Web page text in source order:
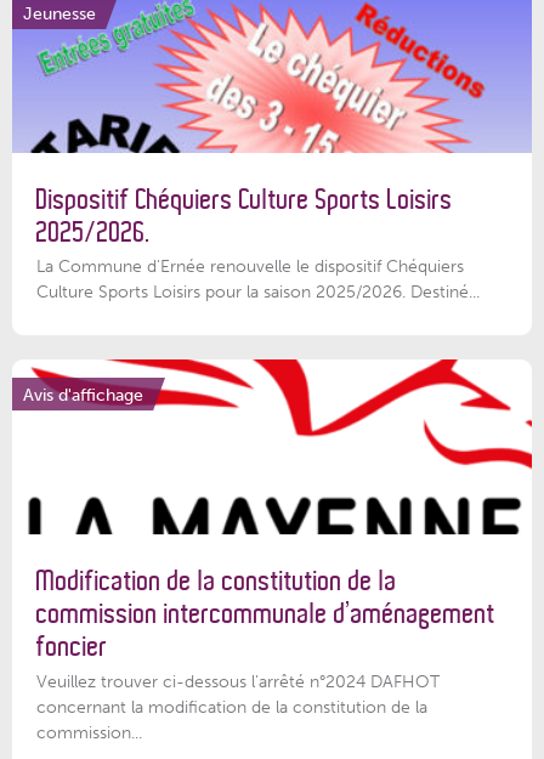
Jeunesse
Dispositif Chéquiers Culture Sports Loisirs
2025/2026.
La Commune d'Ernée renouvelle le dispositif Chéquiers
Culture Sports Loisirs pour la saison 2025/2026. Destiné...
Avis d'affichage
Modification de la constitution de la
commission intercommunale d’aménagement
foncier
Veuillez trouver ci-dessous l'arrêté n°2024 DAFHOT
concernant la modification de la constitution de la
commission...